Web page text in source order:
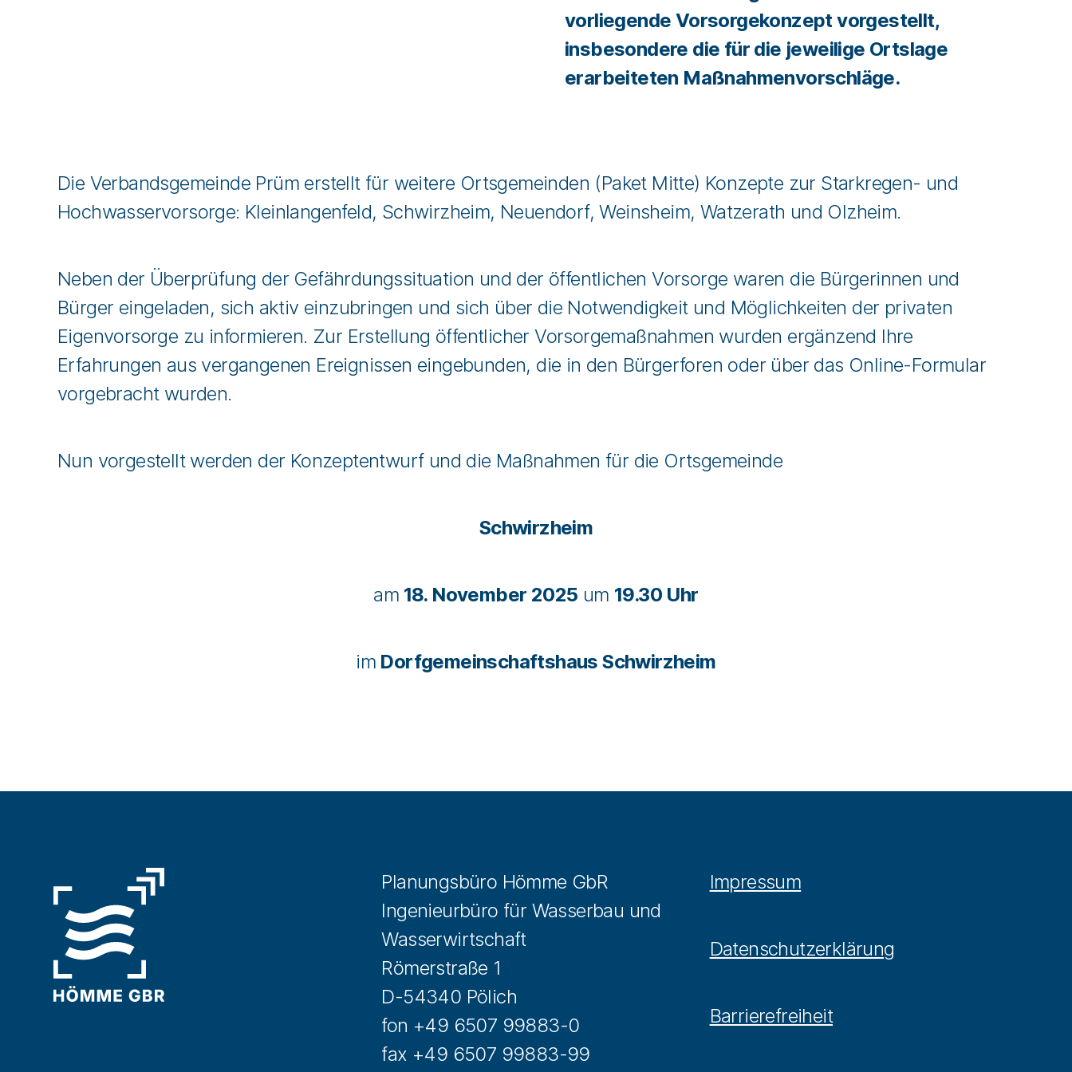
vorliegende Vorsorgekonzept vorgestellt,
insbesondere die für die jeweilige Ortslage
erarbeiteten Maßnahmenvorschläge.
Die Verbandsgemeinde Prüm erstellt für weitere Ortsgemeinden (Paket Mitte) Konzepte zur Starkregen- und
Hochwasservorsorge: Kleinlangenfeld, Schwirzheim, Neuendorf, Weinsheim, Watzerath und Olzheim.
Neben der Überprüfung der Gefährdungssituation und der öffentlichen Vorsorge waren die Bürgerinnen und
Bürger eingeladen, sich aktiv einzubringen und sich über die Notwendigkeit und Möglichkeiten der privaten
Eigenvorsorge zu informieren. Zur Erstellung öffentlicher Vorsorgemaßnahmen wurden ergänzend Ihre
Erfahrungen aus vergangenen Ereignissen eingebunden, die in den Bürgerforen oder über das Online-Formular
vorgebracht wurden.
Nun vorgestellt werden der Konzeptentwurf und die Maßnahmen für die Ortsgemeinde
Schwirzheim
am 18. November 2025 um 19.30 Uhr
im Dorfgemeinschaftshaus Schwirzheim
Planungsbüro Hömme GbR
Ingenieurbüro für Wasserbau und
Wasserwirtschaft
Römerstraße 1
D-54340 Pölich
fon +49 6507 99883-0
fax +49 6507 99883-99
Impressum
Datenschutzerklärung
Barrierefreiheit